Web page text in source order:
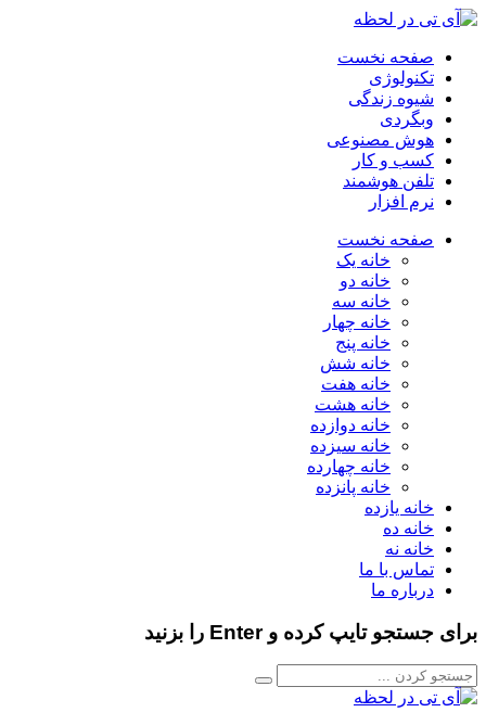
صفحه نخست
تکنولوژی
شیوه زندگی
وبگردی
هوش مصنوعی
کسب و کار
تلفن هوشمند
نرم افزار
صفحه نخست
خانه یک
خانه دو
خانه سه
خانه چهار
خانه پنج
خانه شش
خانه هفت
خانه هشت
خانه دوازده
خانه سیزده
خانه چهارده
خانه پانزده
خانه یازده
خانه ده
خانه نه
تماس با ما
درباره ما
برای جستجو تایپ کرده و Enter را بزنید